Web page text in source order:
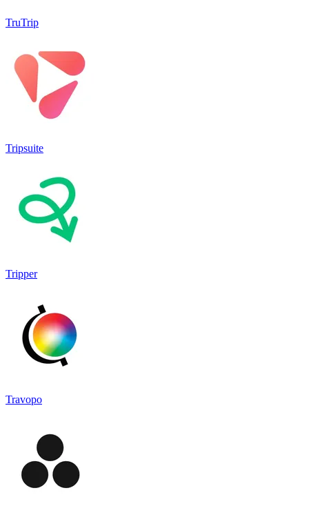
TruTrip
Tripsuite
Tripper
Travopo